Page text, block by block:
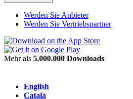
Werden Sie Anbieter
Werden Sie Vertriebspartner
Mehr als 5.000.000 Downloads
English
Català